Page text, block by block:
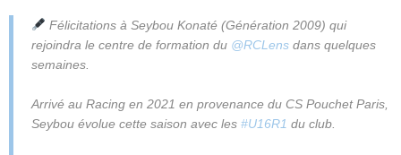
Félicitations à Seybou Konaté (Génération 2009) qui
rejoindra le centre de formation du @RCLens dans quelques
semaines.
Arrivé au Racing en 2021 en provenance du CS Pouchet Paris,
Seybou évolue cette saison avec les #U16R1 du club.